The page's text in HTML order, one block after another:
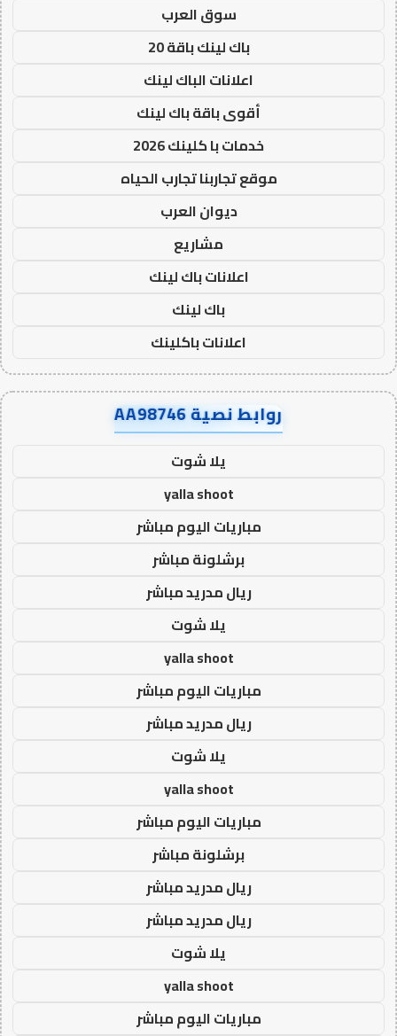
سوق العرب
باك لينك باقة 20
اعلانات الباك لينك
أقوى باقة باك لينك
خدمات با كلينك 2026
موقع تجاربنا تجارب الحياه
ديوان العرب
مشاريع
اعلانات باك لينك
باك لينك
اعلانات باكلينك
روابط نصية AA98746
يلا شوت
yalla shoot
مباريات اليوم مباشر
برشلونة مباشر
ريال مدريد مباشر
يلا شوت
yalla shoot
مباريات اليوم مباشر
ريال مدريد مباشر
يلا شوت
yalla shoot
مباريات اليوم مباشر
برشلونة مباشر
ريال مدريد مباشر
ريال مدريد مباشر
يلا شوت
yalla shoot
مباريات اليوم مباشر